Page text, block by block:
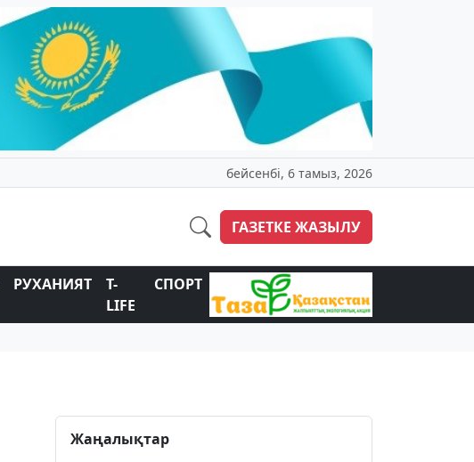
бейсенбі, 6 тамыз, 2026
ГАЗЕТКЕ ЖАЗЫЛУ
РУХАНИЯТ
T-
LIFE
СПОРТ
Жаңалықтар